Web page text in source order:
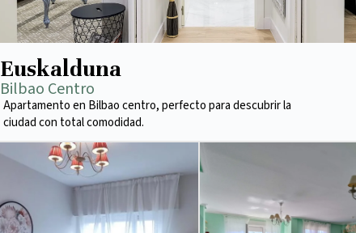
Euskalduna
Bilbao Centro
Apartamento en Bilbao centro, perfecto para descubrir la
ciudad con total comodidad.